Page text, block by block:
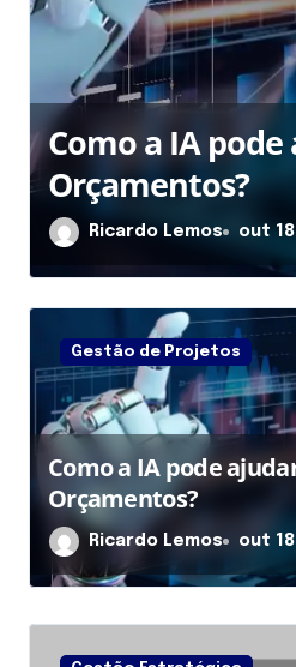
Como a IA
Orçamentos?
Ricardo Lemos out
Gestão de Projetos
Como a IA pode
Orçamentos?
Ricardo Lemos out